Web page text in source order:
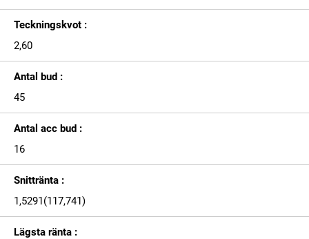
Teckningskvot :
2,60
Antal bud :
45
Antal acc bud :
16
Snittränta :
1,5291(117,741)
Lägsta ränta :